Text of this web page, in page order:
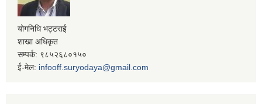
योगनिधि भट्टराई
शाखा अधिकृत
सम्पर्क: ९८५२६८०१५०
ई-मेल: infooff.suryodaya@gmail.com